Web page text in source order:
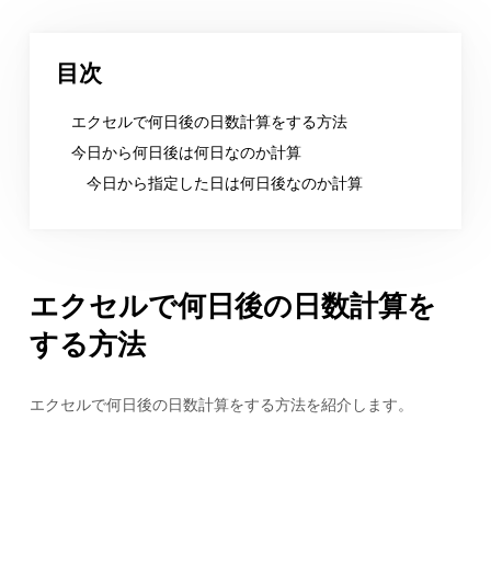
目次
エクセルで何日後の日数計算をする方法
今日から何日後は何日なのか計算
今日から指定した日は何日後なのか計算
エクセルで何日後の日数計算を
する方法
エクセルで何日後の日数計算をする方法を紹介します。